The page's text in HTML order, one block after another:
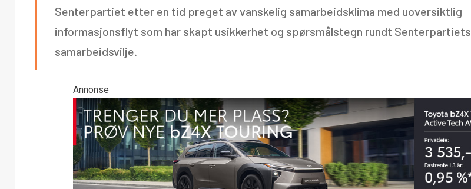
Senterpartiet etter en tid preget av vanskelig samarbeidsklima med uoversiktlig
informasjonsflyt som har skapt usikkerhet og spørsmålstegn rundt Senterpartiets
samarbeidsvilje.
Annonse